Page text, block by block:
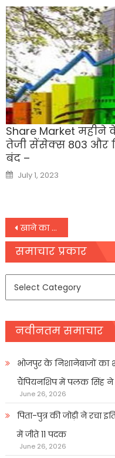
Share Market महीने
तेजी सेंसेक्स 803 और
बंद –
Posted
on
July 1, 2023
Post
navigation
खाने का तेल और नहीं होगा महंगा,
समाचार प्रकार
समाचार
नवीनतम समाचार
भोजपुर के निशानेबाजों का
चैंपियनशिप में पलक सिंह ने
June 26, 2026
पिता-पुत्र की जोड़ी ने रचा
में जीते 11 पदक
June 26, 2026